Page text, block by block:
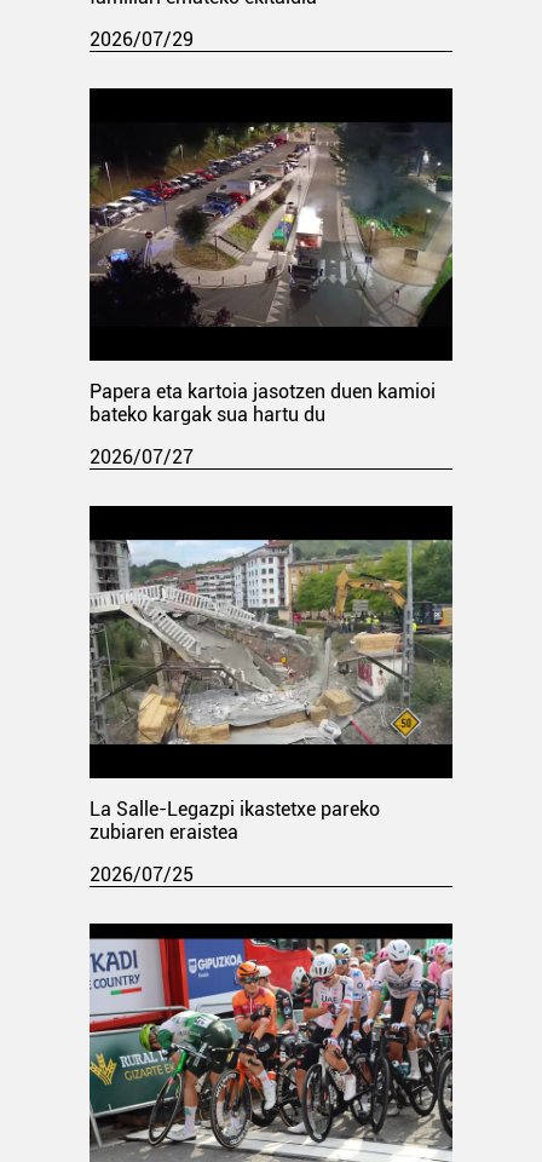
2026/07/29
Papera eta kartoia jasotzen duen kamioi
bateko kargak sua hartu du
2026/07/27
La Salle-Legazpi ikastetxe pareko
zubiaren eraistea
2026/07/25